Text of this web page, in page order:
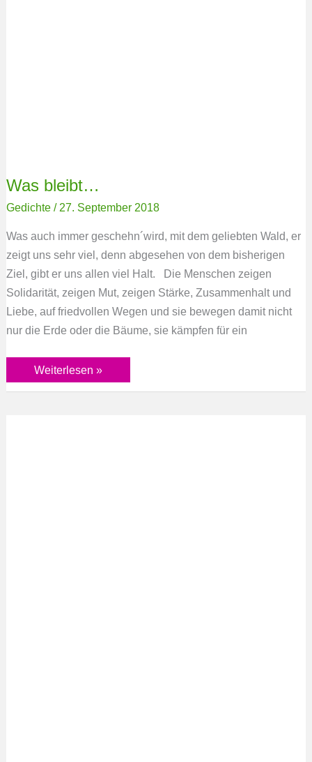
Was bleibt…
Gedichte/ 27. September 2018
Was auch immer geschehn´wird, mit dem geliebten Wald, er
zeigt uns sehr viel, denn abgesehen von dem bisherigen
Ziel, gibt er uns allen viel Halt. Die Menschen zeigen
Solidarität, zeigen Mut, zeigen Stärke, Zusammenhalt und
Liebe, auf friedvollen Wegen und sie bewegen damit nicht
nur die Erde oder die Bäume, sie kämpfen für ein
Weiterlesen »